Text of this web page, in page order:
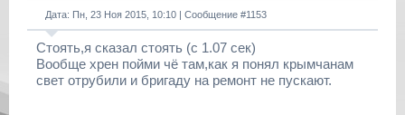
Дата: Пн, 23 Ноя 2015, 10:10 | Сообщение #1153
Стоять,я сказал стоять (с 1.07 сек)
Вообще хрен пойми чё там,как я понял крымчанам
свет отрубили и бригаду на ремонт не пускают.